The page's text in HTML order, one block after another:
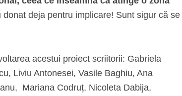
deja pentru implicare! Sunt sigur că se
acestui proiect scriitorii: Gabriela
Liviu Antonesei, Vasile Baghiu, Ana
Mariana Codruț, Nicoleta Dabija,